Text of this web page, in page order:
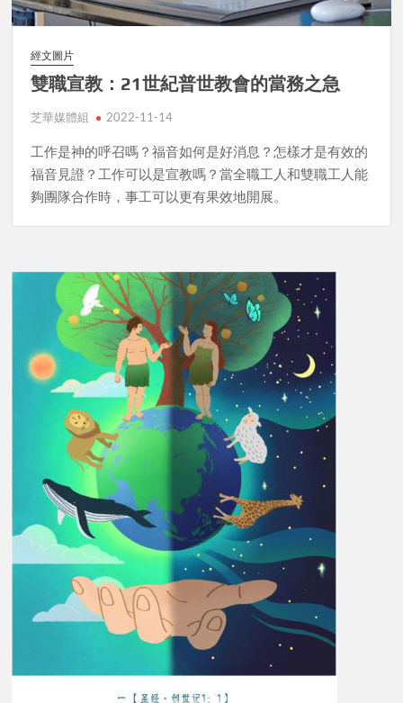
經文圖片
雙職宣教：21世紀普世教會的當務之急
芝華媒體組 2022-11-14
工作是神的呼召嗎？福音如何是好消息？怎樣才是有效的
福音見證？工作可以是宣教嗎？當全職工人和雙職工人能
夠團隊合作時，事工可以更有果效地開展。